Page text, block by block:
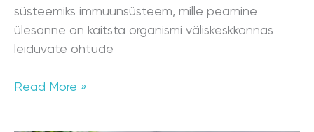
süsteemiks immuunsüsteem, mille peamine
ülesanne on kaitsta organismi väliskeskkonnas
leiduvate ohtude
Read More »